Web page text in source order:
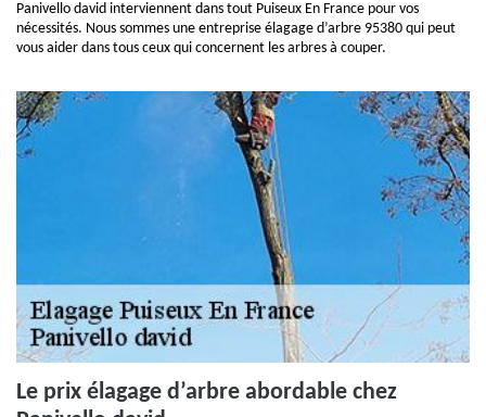
Panivello david interviennent dans tout Puiseux En France pour vos
nécessités. Nous sommes une entreprise élagage d’arbre 95380 qui peut
vous aider dans tous ceux qui concernent les arbres à couper.
Le prix élagage d’arbre abordable chez